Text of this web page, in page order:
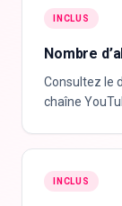
INCLUS
Nombre
Consultez le
chaîne
INCLUS